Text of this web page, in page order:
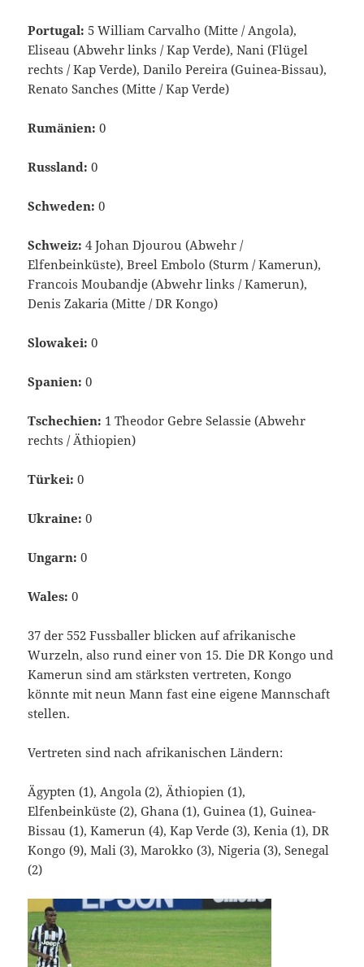
Portugal: 5 William Carvalho (Mitte / Angola),
Eliseau (Abwehr links / Kap Verde), Nani (Flügel
rechts / Kap Verde), Danilo Pereira (Guinea-Bissau),
Renato Sanches (Mitte / Kap Verde)
Rumänien: 0
Russland: 0
Schweden: 0
Schweiz: 4 Johan Djourou (Abwehr /
Elfenbeinküste), Breel Embolo (Sturm / Kamerun),
Francois Moubandje (Abwehr links / Kamerun),
Denis Zakaria (Mitte / DR Kongo)
Slowakei: 0
Spanien: 0
Tschechien: 1 Theodor Gebre Selassie (Abwehr
rechts / Äthiopien)
Türkei: 0
Ukraine: 0
Ungarn:0
Wales: 0
37 der 552 Fussballer blicken auf afrikanische
Wurzeln, also rund einer von 15. Die DR Kongo und
Kamerun sind am stärksten vertreten, Kongo
könnte mit neun Mann fast eine eigene Mannschaft
stellen.
Vertreten sind nach afrikanischen Ländern:
Ägypten (1), Angola (2), Äthiopien (1),
Elfenbeinküste (2), Ghana (1), Guinea (1), Guinea-
Bissau (1), Kamerun (4), Kap Verde (3), Kenia (1), DR
Kongo (9), Mali (3), Marokko (3), Nigeria (3), Senegal
(2)